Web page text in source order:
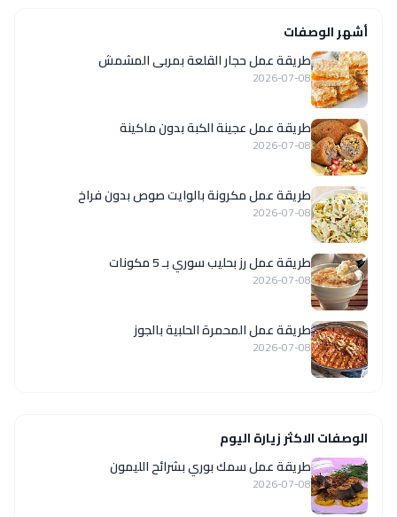
أشهر الوصفات
طريقة عمل حجار القلعة بمربى المشمش
2026-07-08
طريقة عمل عجينة الكبة بدون ماكينة
2026-07-08
طريقة عمل مكرونة بالوايت صوص بدون فراخ
2026-07-08
طريقة عمل رز بحليب سوري بـ 5 مكونات
2026-07-08
طريقة عمل المحمرة الحلبية بالجوز
2026-07-08
الوصفات الاكثر زيارة اليوم
طريقة عمل سمك بوري بشرائح الليمون
2026-07-08